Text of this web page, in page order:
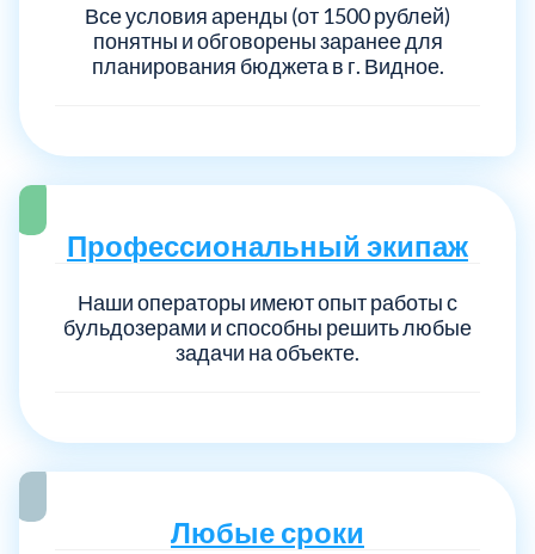
Все условия аренды (от 1500 рублей)
понятны и обговорены заранее для
планирования бюджета в г. Видное.
Профессиональный экипаж
Наши операторы имеют опыт работы с
бульдозерами и способны решить любые
задачи на объекте.
Любые сроки